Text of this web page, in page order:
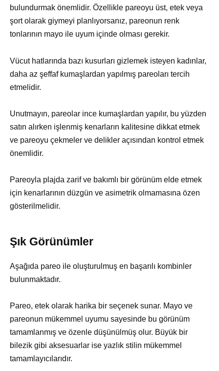
bulundurmak önemlidir. Özellikle pareoyu üst, etek veya
şort olarak giymeyi planlıyorsanız, pareonun renk
tonlarının mayo ile uyum içinde olması gerekir.
Vücut hatlarında bazı kusurları gizlemek isteyen kadınlar,
daha az şeffaf kumaşlardan yapılmış pareoları tercih
etmelidir.
Unutmayın, pareolar ince kumaşlardan yapılır, bu yüzden
satın alırken işlenmiş kenarların kalitesine dikkat etmek
ve pareoyu çekmeler ve delikler açısından kontrol etmek
önemlidir.
Pareoyla plajda zarif ve bakımlı bir görünüm elde etmek
için kenarlarının düzgün ve asimetrik olmamasına özen
gösterilmelidir.
Şık Görünümler
Aşağıda pareo ile oluşturulmuş en başarılı kombinler
bulunmaktadır.
Pareo, etek olarak harika bir seçenek sunar. Mayo ve
pareonun mükemmel uyumu sayesinde bu görünüm
tamamlanmış ve özenle düşünülmüş olur. Büyük bir
bilezik gibi aksesuarlar ise yazlık stilin mükemmel
tamamlayıcılarıdır.